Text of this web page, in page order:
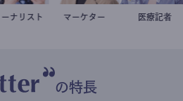
志葉玲
ジャーナリスト 室谷良平
マーケター 岩永直
医療記
の特長